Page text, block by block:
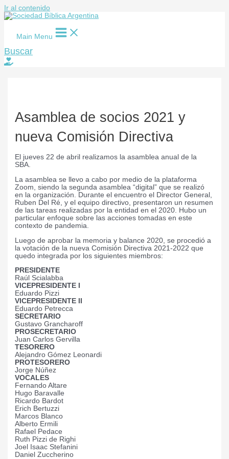
Ir al contenido
Main Menu
Buscar
Asamblea de socios 2021 y
nueva Comisión Directiva
El jueves 22 de abril realizamos la asamblea anual de la
SBA.
La asamblea se llevo a cabo por medio de la plataforma
Zoom, siendo la segunda asamblea “digital” que se realizó
en la organización. Durante el encuentro el Director General,
Ruben Del Ré, y el equipo directivo, presentaron un resumen
de las tareas realizadas por la entidad en el 2020. Hubo un
particular enfoque sobre las acciones tomadas en este
contexto de pandemia.
Luego de aprobar la memoria y balance 2020, se procedió a
la votación de la nueva Comisión Directiva 2021-2022 que
quedo integrada por los siguientes miembros:
PRESIDENTE
Raúl Scialabba
VICEPRESIDENTE I
Eduardo Pizzi
VICEPRESIDENTE II
Eduardo Petrecca
SECRETARIO
Gustavo Grancharoff
PROSECRETARIO
Juan Carlos Gervilla
TESORERO
Alejandro Gómez Leonardi
PROTESORERO
Jorge Núñez
VOCALES
Fernando Altare
Hugo Baravalle
Ricardo Bardot
Erich Bertuzzi
Marcos Blanco
Alberto Ermili
Rafael Pedace
Ruth Pizzi de Righi
Joel Isaac Stefanini
Daniel Zuccherino